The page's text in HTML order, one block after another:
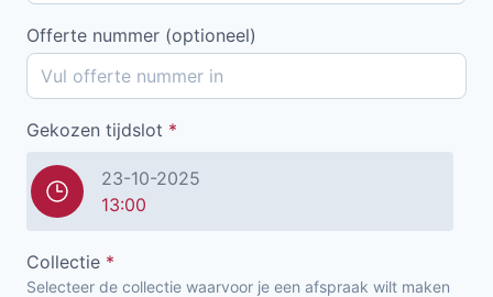
Offerte nummer (optioneel)
Gekozen tijdslot *
23-10-2025
13:00
Collectie *
Selecteer de collectie waarvoor je een afspraak wilt maken